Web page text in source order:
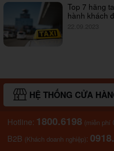
Top 7 hãng
hành khách
22.09.2023
HỆ THỐNG CỬA
Hotline: 1800.6198 (miễn phí
B2B (Khách doanh nghiệp):